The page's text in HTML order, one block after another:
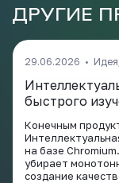
ДРУГИЕ
29.06.2026 •
быстрого
Конечным
на базе
убирает
создание